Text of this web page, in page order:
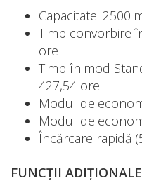
Capacitate: 2500
Timp convorbire
ore
Timp în mod
427,54 ore
Modul de
Modul de
Încărcare rapidă
FUNCȚII ADIȚIONALE